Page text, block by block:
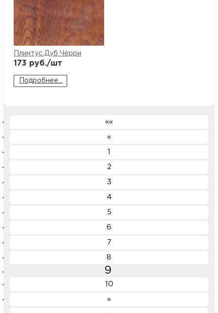
Плинтус Дуб Черри
173 руб./шт
Подробнее...
««
«
1
2
3
4
5
6
7
8
9
10
»